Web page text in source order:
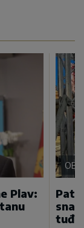
Plav: